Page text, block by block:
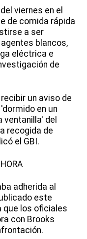
viernes en el
de comida rápida
a ser
blancos,
eléctrica e
de
un aviso de
en un
del
recogida de
el GBI.
adherida al
este
que los oficiales
con Brooks